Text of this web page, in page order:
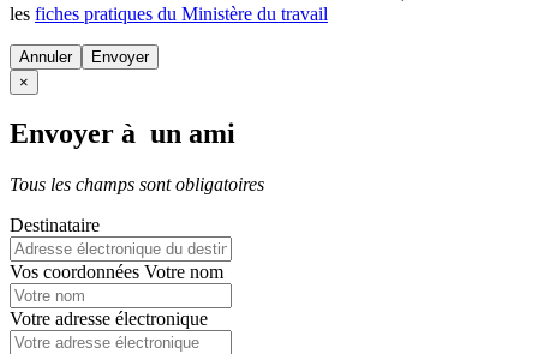
les fiches pratiques du Ministère du travail
Annuler
×
Envoyer à un ami
Tous les champs sont obligatoires
Destinataire
Vos coordonnées Votre nom
Votre adresse électronique